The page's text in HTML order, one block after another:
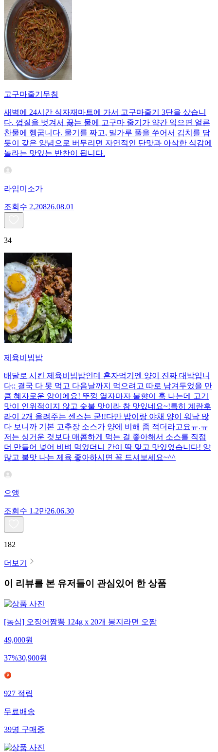
고구마줄기무침
새벽에 24시간 식자재마트에 가서 고구마줄기 3단을 샀습니
다. 껍질을 벗겨서 끓는 물에 고구마 줄기가 약간 익으면 얼른
찬물에 헹굽니다. 물기를 짜고, 밀가루 풀을 쑤어서 김치를 담
듯이 갖은 양념으로 버무리면 자연적인 단맛과 아삭한 식감에
놀라는 맛있는 반찬이 됩니다.
라임미소가
조회수 2,20826.08.01
34
제육비빔밥
배달로 시킨 제육비빔밥인데 혼자먹기엔 양이 진짜 대박입니
다;; 결국 다 못 먹고 다음날까지 먹으려고 따로 남겨두었을 만
큼 혜자로운 양이에요! 뚜껑 열자마자 불향이 훅 나는데 고기
맛이 인위적이지 않고 숯불 맛이라 참 맛있네요~!특히 계란후
라이 2개 올려주는 센스는 굳!! ​다만 밥이랑 야채 양이 워낙 많
다 보니까 기본 고추장 소스가 양에 비해 좀 적더라고요ㅠ.ㅠ
저는 싱거운 것보다 매콤하게 먹는 걸 좋아해서 소스를 직접
더 만들어 넣어 비벼 먹었더니 간이 딱 맞고 맛있었습니다! 양
많고 불맛 나는 제육 좋아하시면 꼭 드셔보세요~^^
으앵
조회수 1.2만26.06.30
182
더보기
이 리뷰를 본 유저들이 관심있어 한 상품
[농심] 오징어짬뽕 124g x 20개 봉지라면 오짬
49,000원
37%30,900원
927 적립
무료배송
39명 구매중